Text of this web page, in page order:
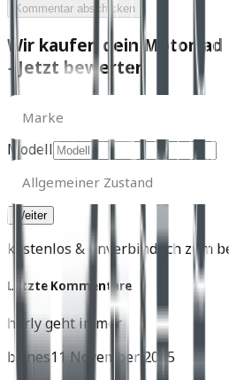
Kommentar abschicken
Wir kaufen dein Motorrad
- Jetzt bewerten
Marke
Marke
Modell
Zustand
Allgemeiner Zustand
kostenlos & unverbindlich zum
Letzte Kommentare
harly geht immer
birnes11 November 2025